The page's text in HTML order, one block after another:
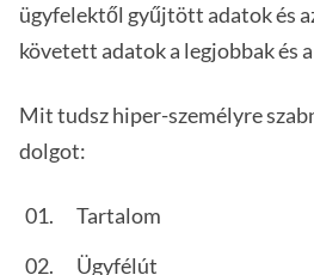
ügyfelektől gyűjtött adatok és
követett adatok a legjobbak és
Mit tudsz hiper-személyre
dolgot:
Tartalom
Ügyfélút